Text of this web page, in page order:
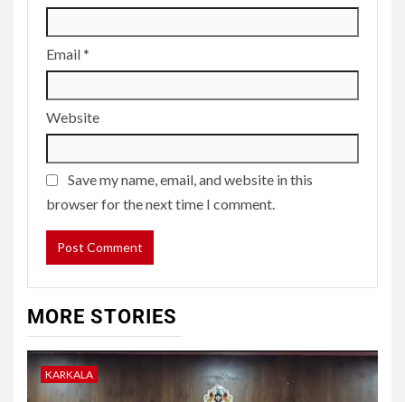
Email*
Website
Save my name, email, and website in this
browser for the next time I comment.
MORE STORIES
KARKALA